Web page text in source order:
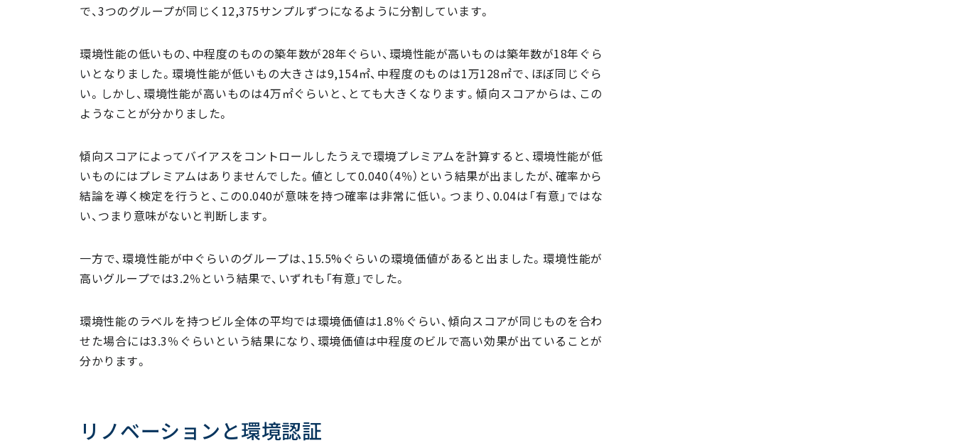
で、3つのグループが同じく12,375サンプルずつになるように分割しています。
環境性能の低いもの、中程度のものの築年数が28年ぐらい、環境性能が高いものは築年数が18年ぐら
いとなりました。環境性能が低いもの大きさは9,154㎡、中程度のものは1万128㎡で、ほぼ同じぐら
い。しかし、環境性能が高いものは4万㎡ぐらいと、とても大きくなります。傾向スコアからは、この
ようなことが分かりました。
傾向スコアによってバイアスをコントロールしたうえで環境プレミアムを計算すると、環境性能が低
いものにはプレミアムはありませんでした。値として0.040（4％）という結果が出ましたが、確率から
結論を導く検定を行うと、この0.040が意味を持つ確率は非常に低い。つまり、0.04は「有意」ではな
い、つまり意味がないと判断します。
一方で、環境性能が中ぐらいのグループは、15.5%ぐらいの環境価値があると出ました。環境性能が
高いグループでは3.2％という結果で、いずれも「有意」でした。
環境性能のラベルを持つビル全体の平均では環境価値は1.8％ぐらい、傾向スコアが同じものを合わ
せた場合には3.3％ぐらいという結果になり、環境価値は中程度のビルで高い効果が出ていることが
分かります。
リノベーションと環境認証